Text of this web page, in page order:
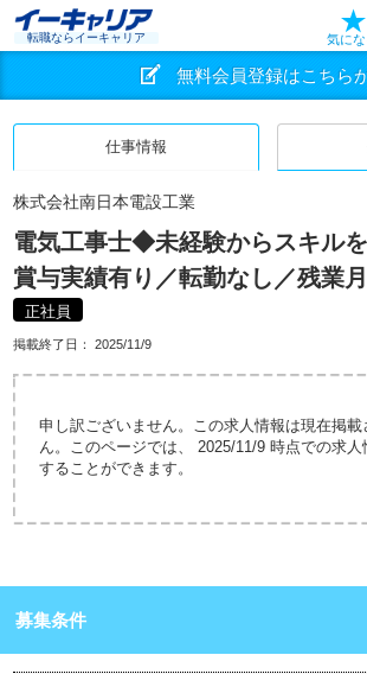
転職ならイーキャリア 気にな
無料会員登録はこちら
仕事情報
株式会社南日本電設工業
電気工事士◆未経験からスキル
賞与実績有り／転勤なし／残業
正社員
掲載終了日： 2025/11/9
申し訳ございません。この求人情報は現在掲
ん。このページでは、 2025/11/9 時点での求
することができます。
募集条件